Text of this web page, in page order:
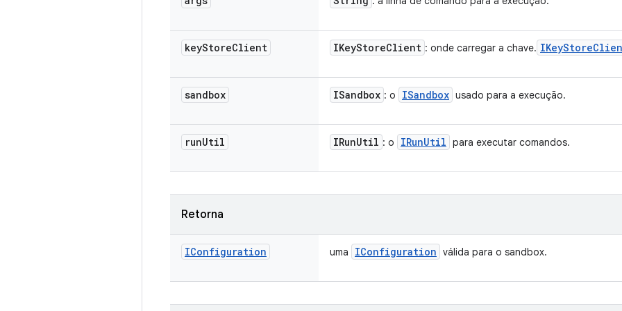
keyStoreClient IKeyStoreClient : onde carregar a chave. IKeyStore
sandbox ISandbox : o ISandbox usado para a execução.
runUtil IRunUtil : o IRunUtil para executar comandos.
Retorna
IConfiguration uma IConfiguration válida para o sandbox.